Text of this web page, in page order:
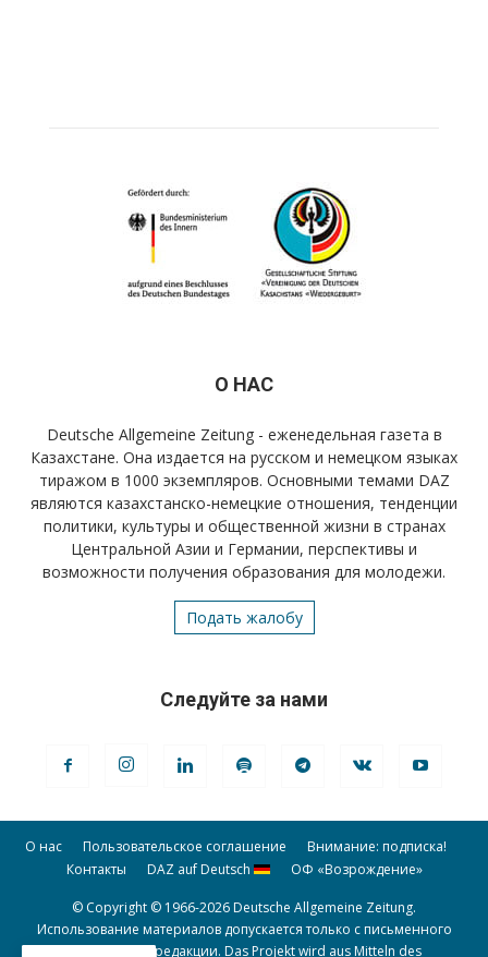
О НАС
Deutsche Allgemeine Zeitung - еженедельная газета в
Казахстане. Она издается на русском и немецком языках
тиражом в 1000 экземпляров. Основными темами DAZ
являются казахстанско-немецкие отношения, тенденции
политики, культуры и общественной жизни в странах
Центральной Азии и Германии, перспективы и
возможности получения образования для молодежи.
Подать жалобу
Следуйте за нами
О нас Пользовательское соглашение
Внимание: подписка!
Контакты
DAZ auf Deutsch ОФ «Возрождение»
© Copyright © 1966-2026 Deutsche Allgemeine Zeitung.
Использование материалов допускается только с письменного
разрешения редакции. Das Projekt wird aus Mitteln des